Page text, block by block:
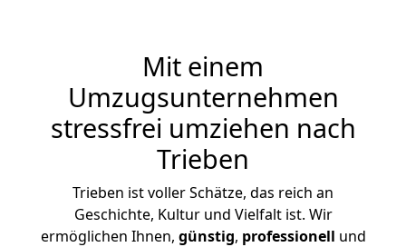
Mit einem
Umzugsunternehmen
stressfrei umziehen nach
Trieben
Trieben ist voller Schätze, das reich an
Geschichte, Kultur und Vielfalt ist. Wir
ermöglichen Ihnen, günstig, professionell und